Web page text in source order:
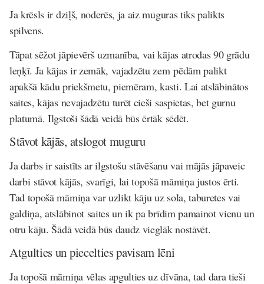
Ja krēsls ir dziļš, noderēs, ja aiz muguras tiks palikts
spilvens.
Tāpat sēžot jāpievērš uzmanība, vai kājas atrodas 90 grādu
leņķī. Ja kājas ir zemāk, vajadzētu zem pēdām palikt
apakšā kādu priekšmetu, piemēram, kasti. Lai atslābinātos
saites, kājas nevajadzētu turēt cieši saspietas, bet gurnu
platumā. Ilgstoši šādā veidā būs ērtāk sēdēt.
Stāvot kājās, atslogot muguru
Ja darbs ir saistīts ar ilgstošu stāvēšanu vai mājās jāpaveic
darbi stāvot kājās, svarīgi, lai topošā māmiņa justos ērti.
Tad topošā māmiņa var uzlikt kāju uz sola, taburetes vai
galdiņa, atslābinot saites un ik pa brīdim pamainot vienu un
otru kāju. Šādā veidā būs daudz vieglāk nostāvēt.
Atgulties un piecelties pavisam lēni
Ja topošā māmiņa vēlas apgulties uz dīvāna, tad dara tieši